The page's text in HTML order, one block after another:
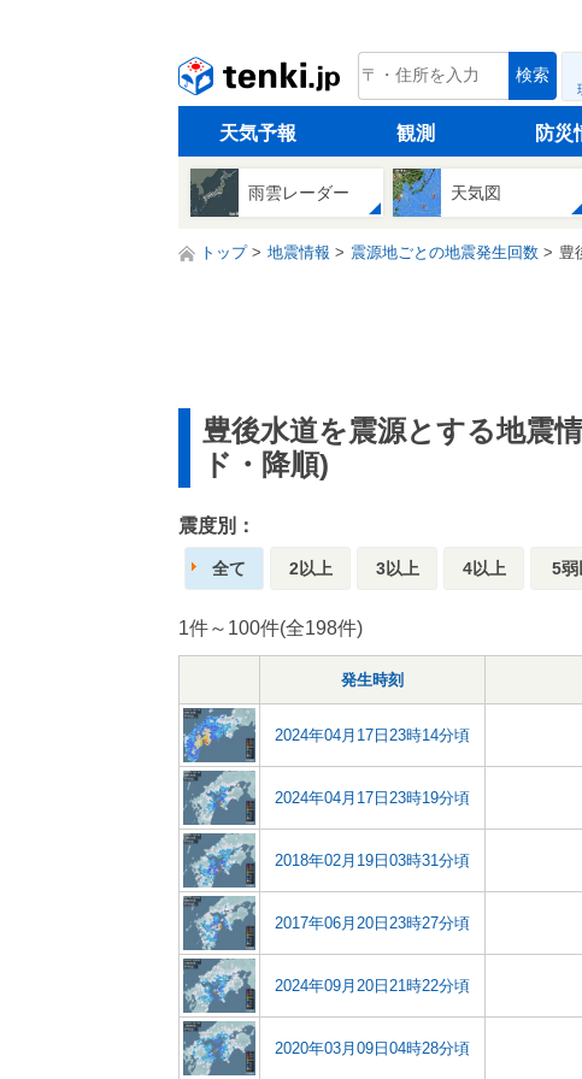
tenki.jp 検索
天気予報 観測 防災
雨雲レーダー 天気図
トップ 地震情報 震源地ごとの地震発生回数 豊
豊後水道を震源とする地震
ド・降順)
震度別：
全て 2以上 3以上 4以上 5弱
1件～100件(全198件)
発生時刻
2024年04月17日23時14分頃
2024年04月17日23時19分頃
2018年02月19日03時31分頃
2017年06月20日23時27分頃
2024年09月20日21時22分頃
2020年03月09日04時28分頃